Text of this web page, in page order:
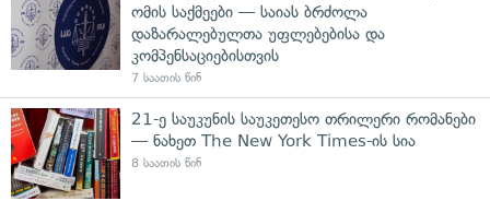
ომის საქმეები — საიას ბრძოლა
დაზარალებულთა უფლებებისა და
კომპენსაციებისთვის
7 საათის წინ
21-ე საუკუნის საუკეთესო თრილერი რომანები
— ნახეთ The New York Times-ის სია
8 საათის წინ